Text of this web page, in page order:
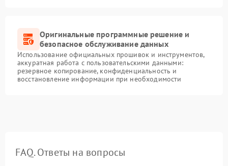
Оригинальные программные решение и
безопасное обслуживание данных
Использование официальных прошивок и инструментов,
аккуратная работа с пользовательскими данными:
резервное копирование, конфиденциальность и
восстановление информации при необходимости
FAQ. Ответы на вопросы